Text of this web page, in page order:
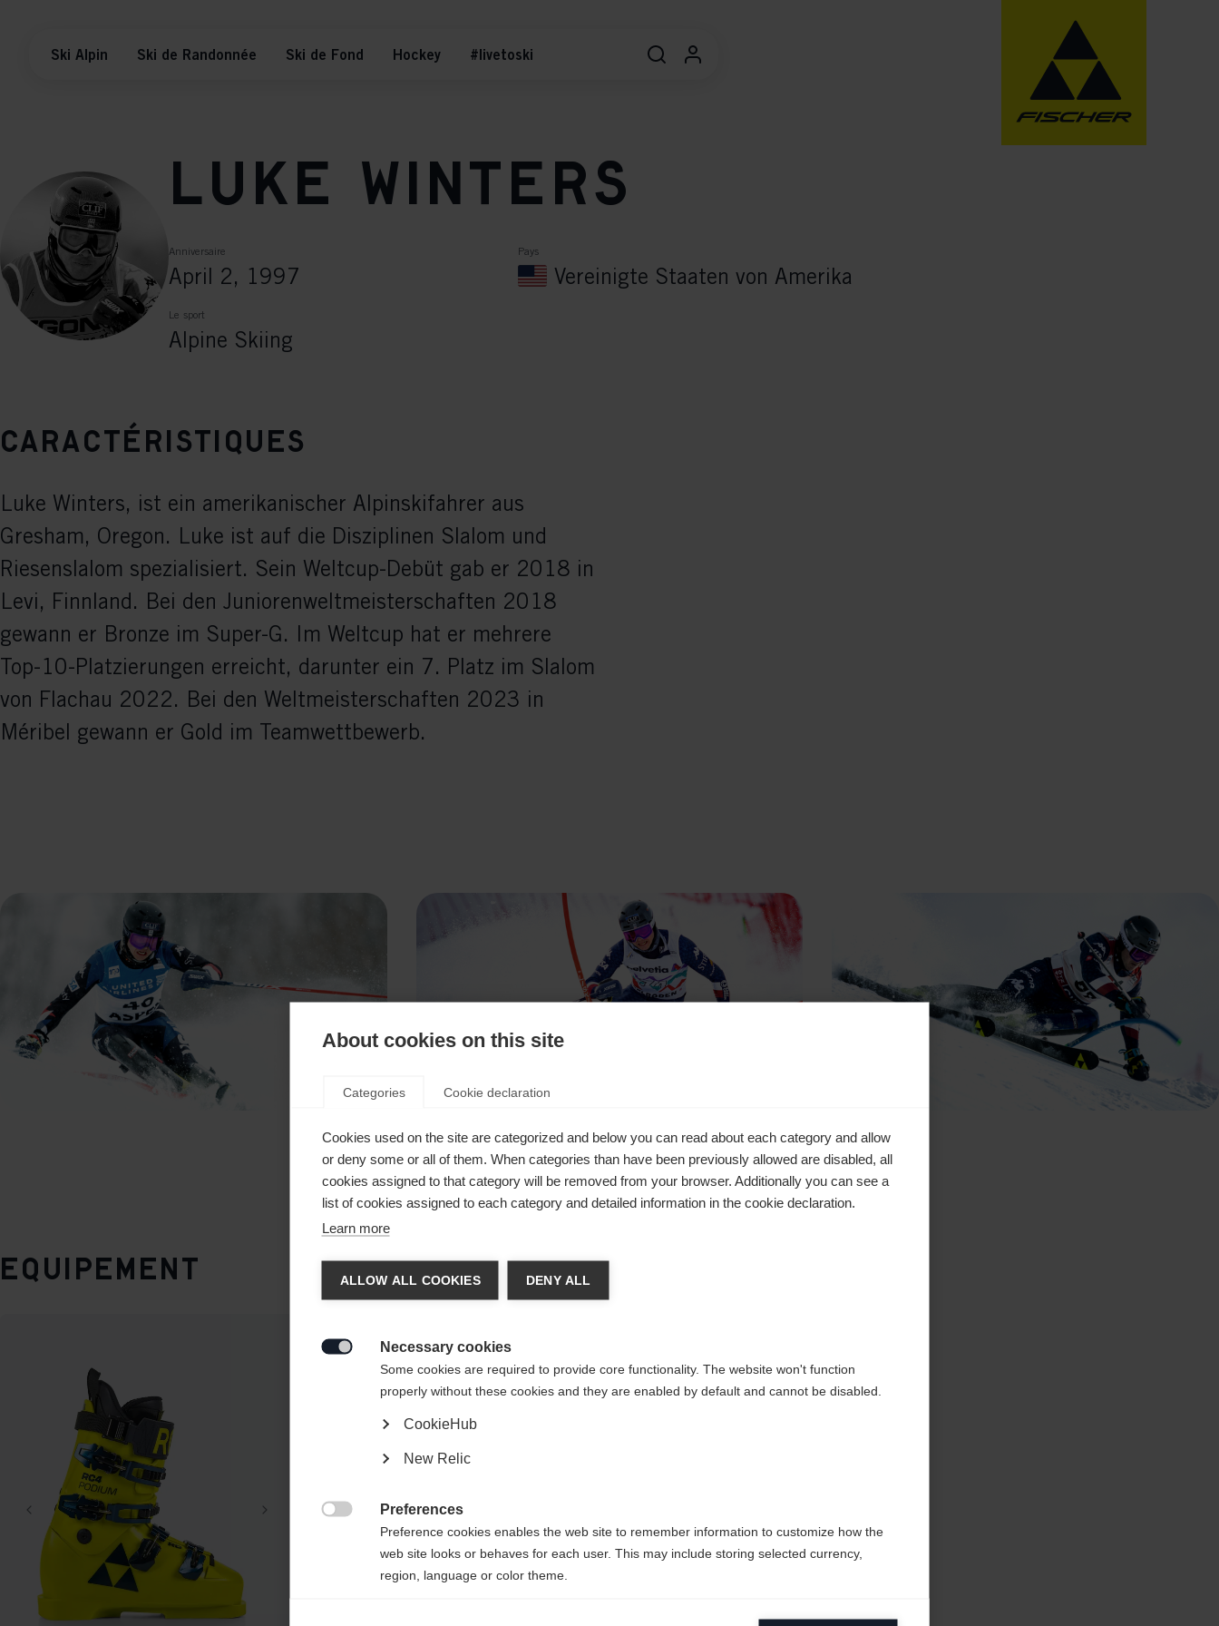
Ski Alpin Ski de Randonnée Ski de Fond Hockey #livetoski
Luke Winters
Anniversaire
April 2, 1997
Pays
Vereinigte Staaten von Amerika
Le sport
Alpine Skiing
Caractéristiques
Luke Winters, ist ein amerikanischer Alpinskifahrer aus
Gresham, Oregon. Luke ist auf die Disziplinen Slalom und
Riesenslalom spezialisiert. Sein Weltcup-Debüt gab er 2018 in
Levi, Finnland. Bei den Juniorenweltmeisterschaften 2018
gewann er Bronze im Super-G. Im Weltcup hat er mehrere
Top-10-Platzierungen erreicht, darunter ein 7. Platz im Slalom
von Flachau 2022. Bei den Weltmeisterschaften 2023 in
Méribel gewann er Gold im Teamwettbewerb.
Equipement Changer de langue
United States (English)
Oui, je souhaite être redirigé(e)
About cookies on this site
Categories Cookie declaration
Cookies used on the site are categorized and below you can read about each category and allow
or deny some or all of them. When categories than have been previously allowed are disabled, all
cookies assigned to that category will be removed from your browser. Additionally you can see a
list of cookies assigned to each category and detailed information in the cookie declaration.
Learn more
ALLOW ALL COOKIES DENY ALL
Necessary cookies
Some cookies are required to provide core functionality. The website won't function
properly without these cookies and they are enabled by default and cannot be disabled.
CookieHub
New Relic
Preferences
Preference cookies enables the web site to remember information to customize how the
web site looks or behaves for each user. This may include storing selected currency,
region, language or color theme.